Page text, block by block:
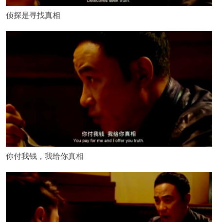
侦探是寻找真相
你付我钱，我给你真相